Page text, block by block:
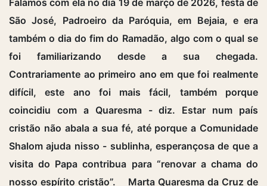
São José, Padroeiro da Paróquia, em Bejaia, e era
também o dia do fim do Ramadão, algo com o qual se
foi familiarizando desde a sua chegada.
Contrariamente ao primeiro ano em que foi realmente
difícil, este ano foi mais fácil, também porque
coincidiu com a Quaresma - diz. Estar num país
cristão não abala a sua fé, até porque a Comunidade
Shalom ajuda nisso - sublinha, esperançosa de que a
visita do Papa contribua para “renovar a chama do
nosso espírito cristão”. Marta Quaresma da Cruz de